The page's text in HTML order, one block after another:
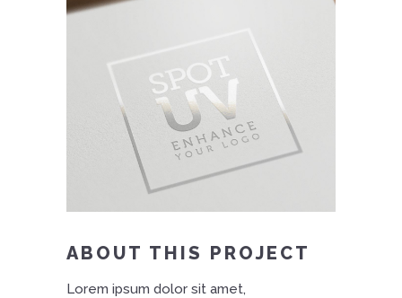
ABOUT THIS PROJECT
Lorem ipsum dolor sit amet,